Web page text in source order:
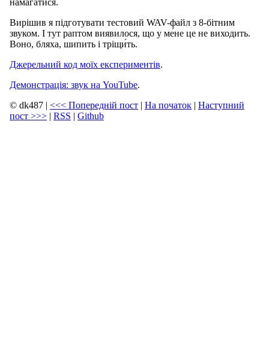
Вирішив я підготувати тестовий WAV-файл з 8-бітним
звуком. І тут раптом виявилося, що у ме́не це не виходить.
Воно, бляха, шипить і тріщи́ть.
Джерельний код моїх експериментів.
Демонстрація: звук на YouTube.
© dk487 | <<< Попередній пост | На початок | Наступний
пост >>> | RSS | Github